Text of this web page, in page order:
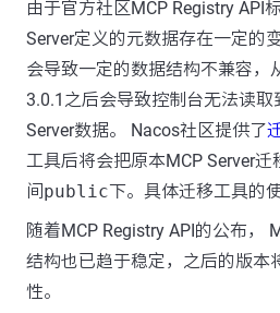
由于官方社区MCP Registry API
Server定义的元数据存在一定的
会导致一定的数据结构不兼容，
3.0.1之后会导致控制台无法读取
Server数据。 Nacos社区提供了
工具后将会把原本MCP Server迁
间public下。具体迁移工具的
随着MCP Registry API的公布，
结构也已趋于稳定，之后的版本
性。